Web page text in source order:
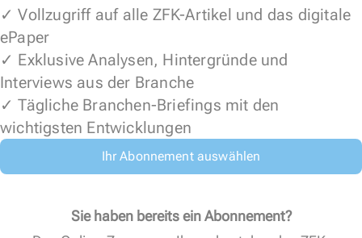
✓ Vollzugriff auf alle ZFK-Artikel und das digitale
ePaper
✓ Exklusive Analysen, Hintergründe und
Interviews aus der Branche
✓ Tägliche Branchen-Briefings mit den
wichtigsten Entwicklungen
Ihr Abonnement auswählen
Sie haben bereits ein Abonnement?